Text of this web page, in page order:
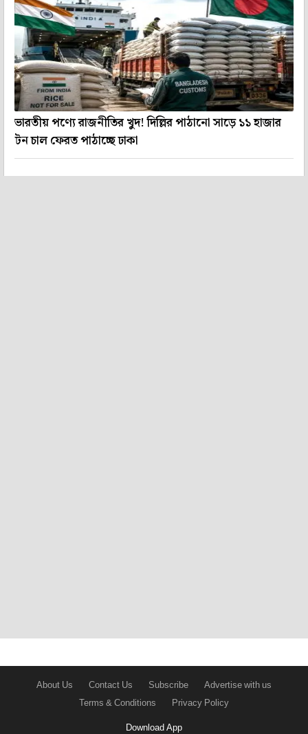
ভারতীয় পণ্যে রাজনীতির খুদ! দিল্লির পাঠানো সাড়ে ১১ হাজার
টন চাল ফেরত পাঠাচ্ছে ঢাকা
About Us Contact Us Subscribe
Advertise with us
Terms & Conditions
Privacy Policy
Download App